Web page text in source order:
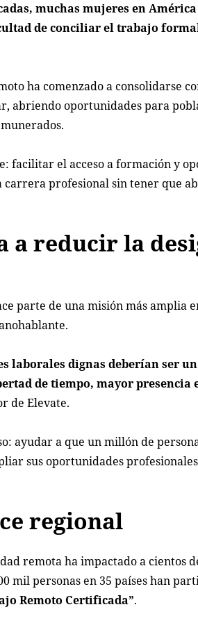
muchas mujeres en
de conciliar el trabajo
ha comenzado a consolidarse
abriendo oportunidades para
facilitar el acceso a formación y
profesional sin tener que
a reducir la
parte de una misión más amplia
laborales dignas deberían ser
de tiempo, mayor presencia
de Elevate.
ayudar a que un millón de
sus oportunidades
regional
remota ha impactado a cientos
mil personas en 35 países han
Remoto Certificada”.